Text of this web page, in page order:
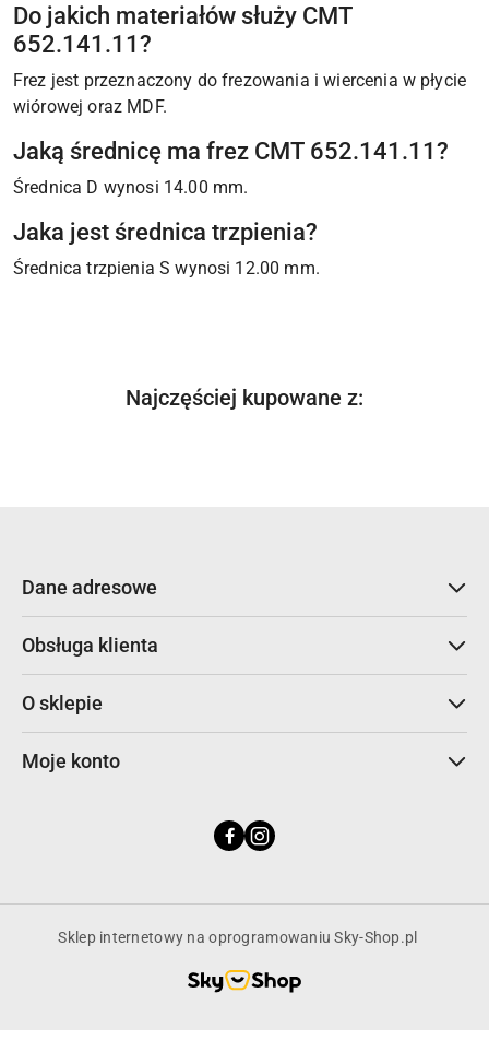
Do jakich materiałów służy CMT
652.141.11?
Frez jest przeznaczony do frezowania i wiercenia w płycie
wiórowej oraz MDF.
Jaką średnicę ma frez CMT 652.141.11?
Średnica D wynosi 14.00 mm.
Jaka jest średnica trzpienia?
Średnica trzpienia S wynosi 12.00 mm.
Pomiń karuzelę produktów
Produkty
Najczęściej kupowane z:
Dane adresowe
Obsługa klienta
O sklepie
Moje konto
Sklep internetowy na oprogramowaniu Sky-Shop.pl